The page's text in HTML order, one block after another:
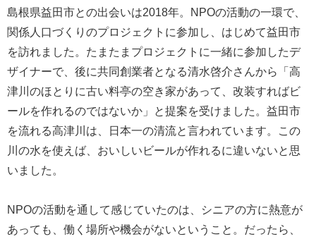
島根県益田市との出会いは2018年。NPOの活動の一環で、
関係人口づくりのプロジェクトに参加し、はじめて益田市
を訪れました。たまたまプロジェクトに一緒に参加したデ
ザイナーで、後に共同創業者となる清水啓介さんから「高
津川のほとりに古い料亭の空き家があって、改装すればビ
ールを作れるのではないか」と提案を受けました。益田市
を流れる高津川は、日本一の清流と言われています。この
川の水を使えば、おいしいビールが作れるに違いないと思
いました。
NPOの活動を通して感じていたのは、シニアの方に熱意が
あっても、働く場所や機会がないということ。だったら、